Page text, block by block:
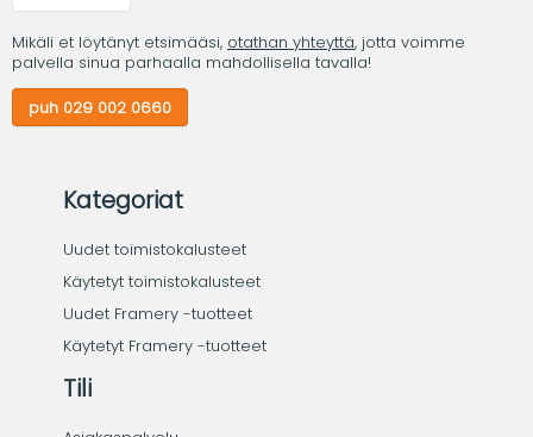
Mikäli et löytänyt etsimääsi, otathan yhteyttä, jotta voimme
palvella sinua parhaalla mahdollisella tavalla!
puh 029 002 0660
Kategoriat
Uudet toimistokalusteet
Käytetyt toimistokalusteet
Uudet Framery -tuotteet
Käytetyt Framery -tuotteet
Tili